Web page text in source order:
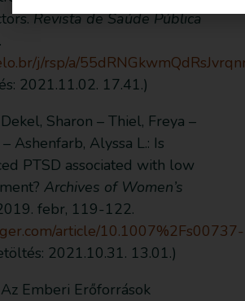
Revista de Saúde Pública
j/rsp/a/
2021.11.02. 17.41.)
– Thiel, Freya –
Ashenfarb, Alyssa L.: Is
PTSD associated with low
Archives of Women’s
febr, 119-122.
article/10.1007%2Fs00737-
2021.10.31. 13.01.)
Erőforrások